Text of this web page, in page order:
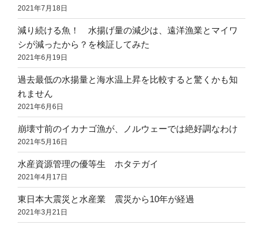
2021年7月18日
減り続ける魚！ 水揚げ量の減少は、遠洋漁業とマイワ
シが減ったから？を検証してみた
2021年6月19日
過去最低の水揚量と海水温上昇を比較すると驚くかも知
れません
2021年6月6日
崩壊寸前のイカナゴ漁が、ノルウェーでは絶好調なわけ
2021年5月16日
水産資源管理の優等生 ホタテガイ
2021年4月17日
東日本大震災と水産業 震災から10年が経過
2021年3月21日